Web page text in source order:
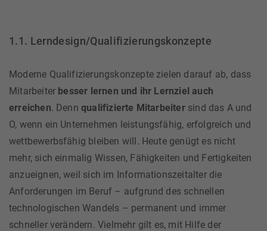
1.1. Lerndesign/Qualifizierungskonzepte
Moderne Qualifizierungskonzepte zielen darauf ab, dass
Mitarbeiter besser lernen und ihr Lernziel auch
erreichen. Dennqualifizierte Mitarbeitersind das A und
O, wenn ein Unternehmen leistungsfähig, erfolgreich und
wettbewerbsfähig bleiben will. Heute genügt es nicht
mehr, sich einmalig Wissen, Fähigkeiten und Fertigkeiten
anzueignen, weil sich im Informationszeitalter die
Anforderungen im Beruf – aufgrund des schnellen
technologischen Wandels – permanent und immer
schneller verändern. Vielmehr gilt es, mit Hilfe der